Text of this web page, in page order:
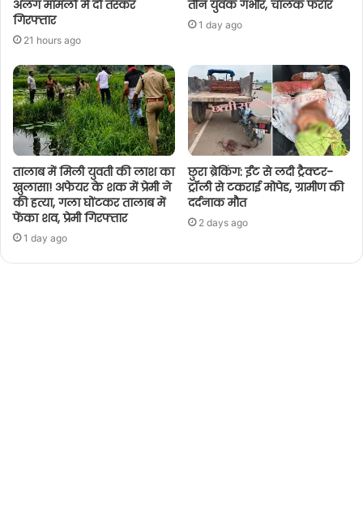
अलग मामलों में दो तस्कर
गिरफ्तार
21 hours ago
तीन युवक गंभीर, चालक फरार
1 day ago
तालाब में मिली युवती की लाश का
खुलासा! अफेयर के शक में प्रेमी ने
की हत्या, गला घोंटकर तालाब में
फेंका शव, प्रेमी गिरफ्तार
1 day ago
छुरा ब्रेकिंग: ईंट से लदी ट्रैक्टर-
ट्रॉली से टकराई मोपेड, ग्रामीण की
दर्दनाक मौत
2 days ago